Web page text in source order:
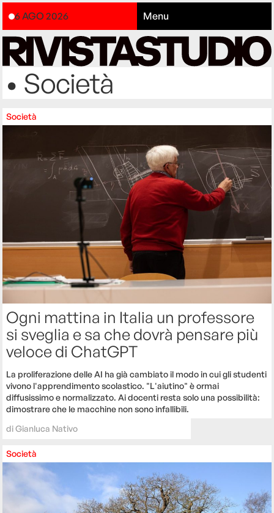
6 AGO 2026 Menu
• Società
Società
Ogni mattina in Italia un professore
si sveglia e sa che dovrà pensare più
veloce di ChatGPT
La proliferazione delle AI ha già cambiato il modo in cui gli studenti
vivono l'apprendimento scolastico. "L'aiutino" è ormai
diffusissimo e normalizzato. Ai docenti resta solo una possibilità:
dimostrare che le macchine non sono infallibili.
diGianluca Nativo
Società